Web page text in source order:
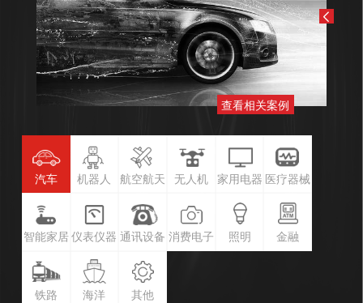
查看相关案例
汽车 机器人 航空航天 无人机 家用电器 医疗器械
智能家居 仪表仪器 通讯设备 消费电子 照明 金融
铁路 海洋 其他